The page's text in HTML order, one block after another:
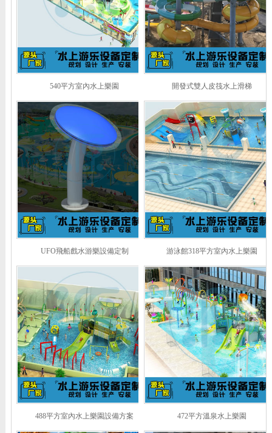
540平方室內水上樂園 開發式雙人皮筏水上滑梯
UFO飛船戲水游樂設備定制 游泳館318平方室內水上樂園
488平方室內水上樂園設備方案 472平方溫泉水上樂園